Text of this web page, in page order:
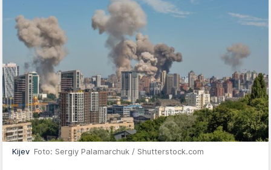
Kijev Foto: Sergiy Palamarchuk / Shutterstock.com